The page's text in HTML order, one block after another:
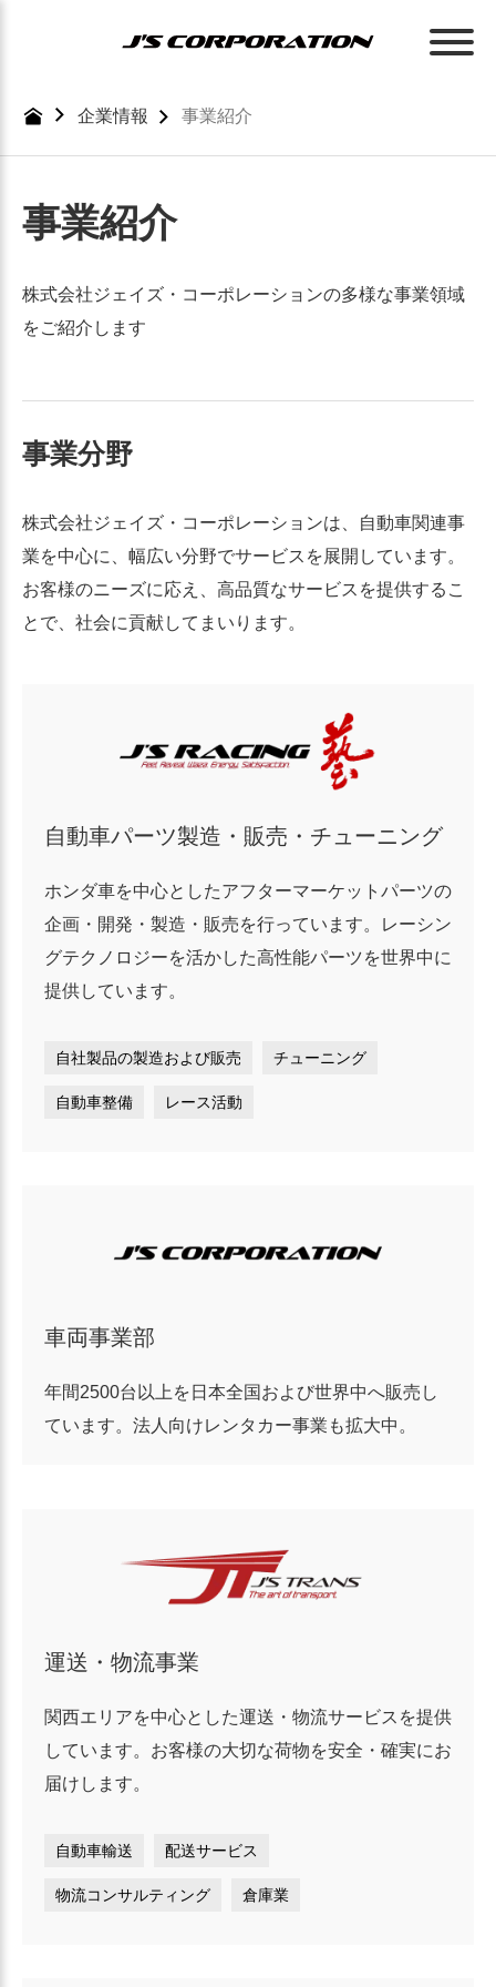
content
企業情報 事業紹介
事業紹介
株式会社ジェイズ・コーポレーションの多様な事業領域
をご紹介します
事業分野
株式会社ジェイズ・コーポレーションは、自動車関連事
業を中心に、幅広い分野でサービスを展開しています。
お客様のニーズに応え、高品質なサービスを提供するこ
とで、社会に貢献してまいります。
自動車パーツ製造・販売・チューニング
ホンダ車を中心としたアフターマーケットパーツの
企画・開発・製造・販売を行っています。レーシン
グテクノロジーを活かした高性能パーツを世界中に
提供しています。
自社製品の製造および販売 チューニング
自動車整備 レース活動
車両事業部
年間2500台以上を日本全国および世界中へ販売し
ています。法人向けレンタカー事業も拡大中。
運送・物流事業
関西エリアを中心とした運送・物流サービスを提供
しています。お客様の大切な荷物を安全・確実にお
届けします。
自動車輸送 配送サービス
物流コンサルティング 倉庫業